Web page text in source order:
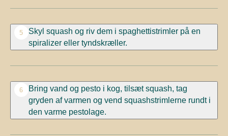
5
Skyl squash og riv dem i spaghettistrimler på en
spiralizer eller tyndskræller.
6
Bring vand og pesto i kog, tilsæt squash, tag
gryden af varmen og vend squashstrimlerne rundt i
den varme pestolage.